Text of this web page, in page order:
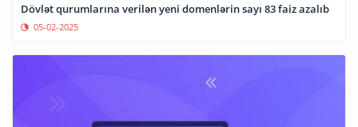
Dövlət qurumlarına verilən yeni domenlərin sayı 83 faiz azalıb
05-02-2025